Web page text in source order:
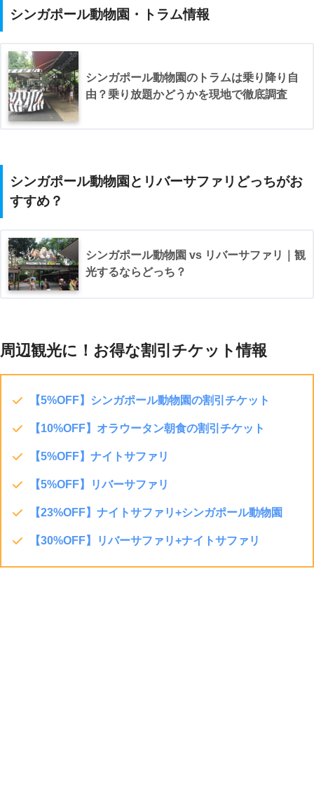
▼タクシー乗り場をとおり過ぎるとすぐにシャトルバス乗り場あり
(写真右)
STEP.3
シャトルバスの運行間隔は通常20分で、夕方5:20pm~7:40pmの間
▼このショッピングモールを左手にまっすぐ歩きます。写真の右奥
のほうにバスが出てきているのが見えます。そこまで行けばOK。
シンガポール動物園・トラム情報
シンガポール動物園のトラムは乗り降り自
由？乗り放題かどうかを現地で徹底調査
シンガポール動物園とリバーサファリどっちがお
すすめ？
シンガポール動物園 vs リバーサファリ｜観
光するならどっち？
周辺観光に！お得な割引チケット情報
【5%OFF】シンガポール動物園の割引チケット
【10%OFF】オラウータン朝食の割引チケット
【5%OFF】ナイトサファリ
【5%OFF】リバーサファリ
【23%OFF】ナイトサファリ+シンガポール動物園
【30%OFF】リバーサファリ+ナイトサファリ